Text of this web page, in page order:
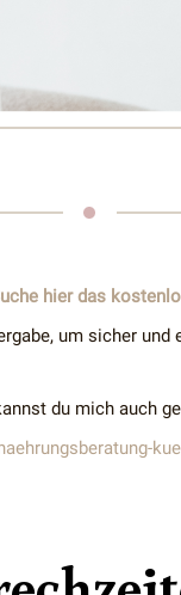
hier das
um sicher und
du mich auch